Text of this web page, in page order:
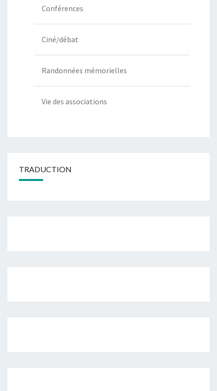
Conférences
Ciné/débat
Randonnées mémorielles
Vie des associations
TRADUCTION